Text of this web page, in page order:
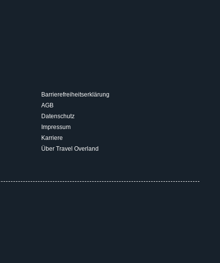
Barrierefreiheitserklärung
AGB
Datenschutz
Impressum
Karriere
Über Travel Overland